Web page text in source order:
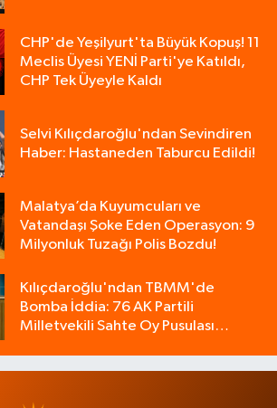
CHP'de Yeşilyurt'ta Büyük Kopuş! 11
Meclis Üyesi YENİ Parti'ye Katıldı,
CHP Tek Üyeyle Kaldı
Selvi Kılıçdaroğlu'ndan Sevindiren
Haber: Hastaneden Taburcu Edildi!
Malatya’da Kuyumcuları ve
Vatandaşı Şoke Eden Operasyon: 9
Milyonluk Tuzağı Polis Bozdu!
Kılıçdaroğlu'ndan TBMM'de
Bomba İddia: 76 AK Partili
Milletvekili Sahte Oy Pusulası